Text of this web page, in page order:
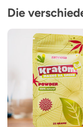
Die